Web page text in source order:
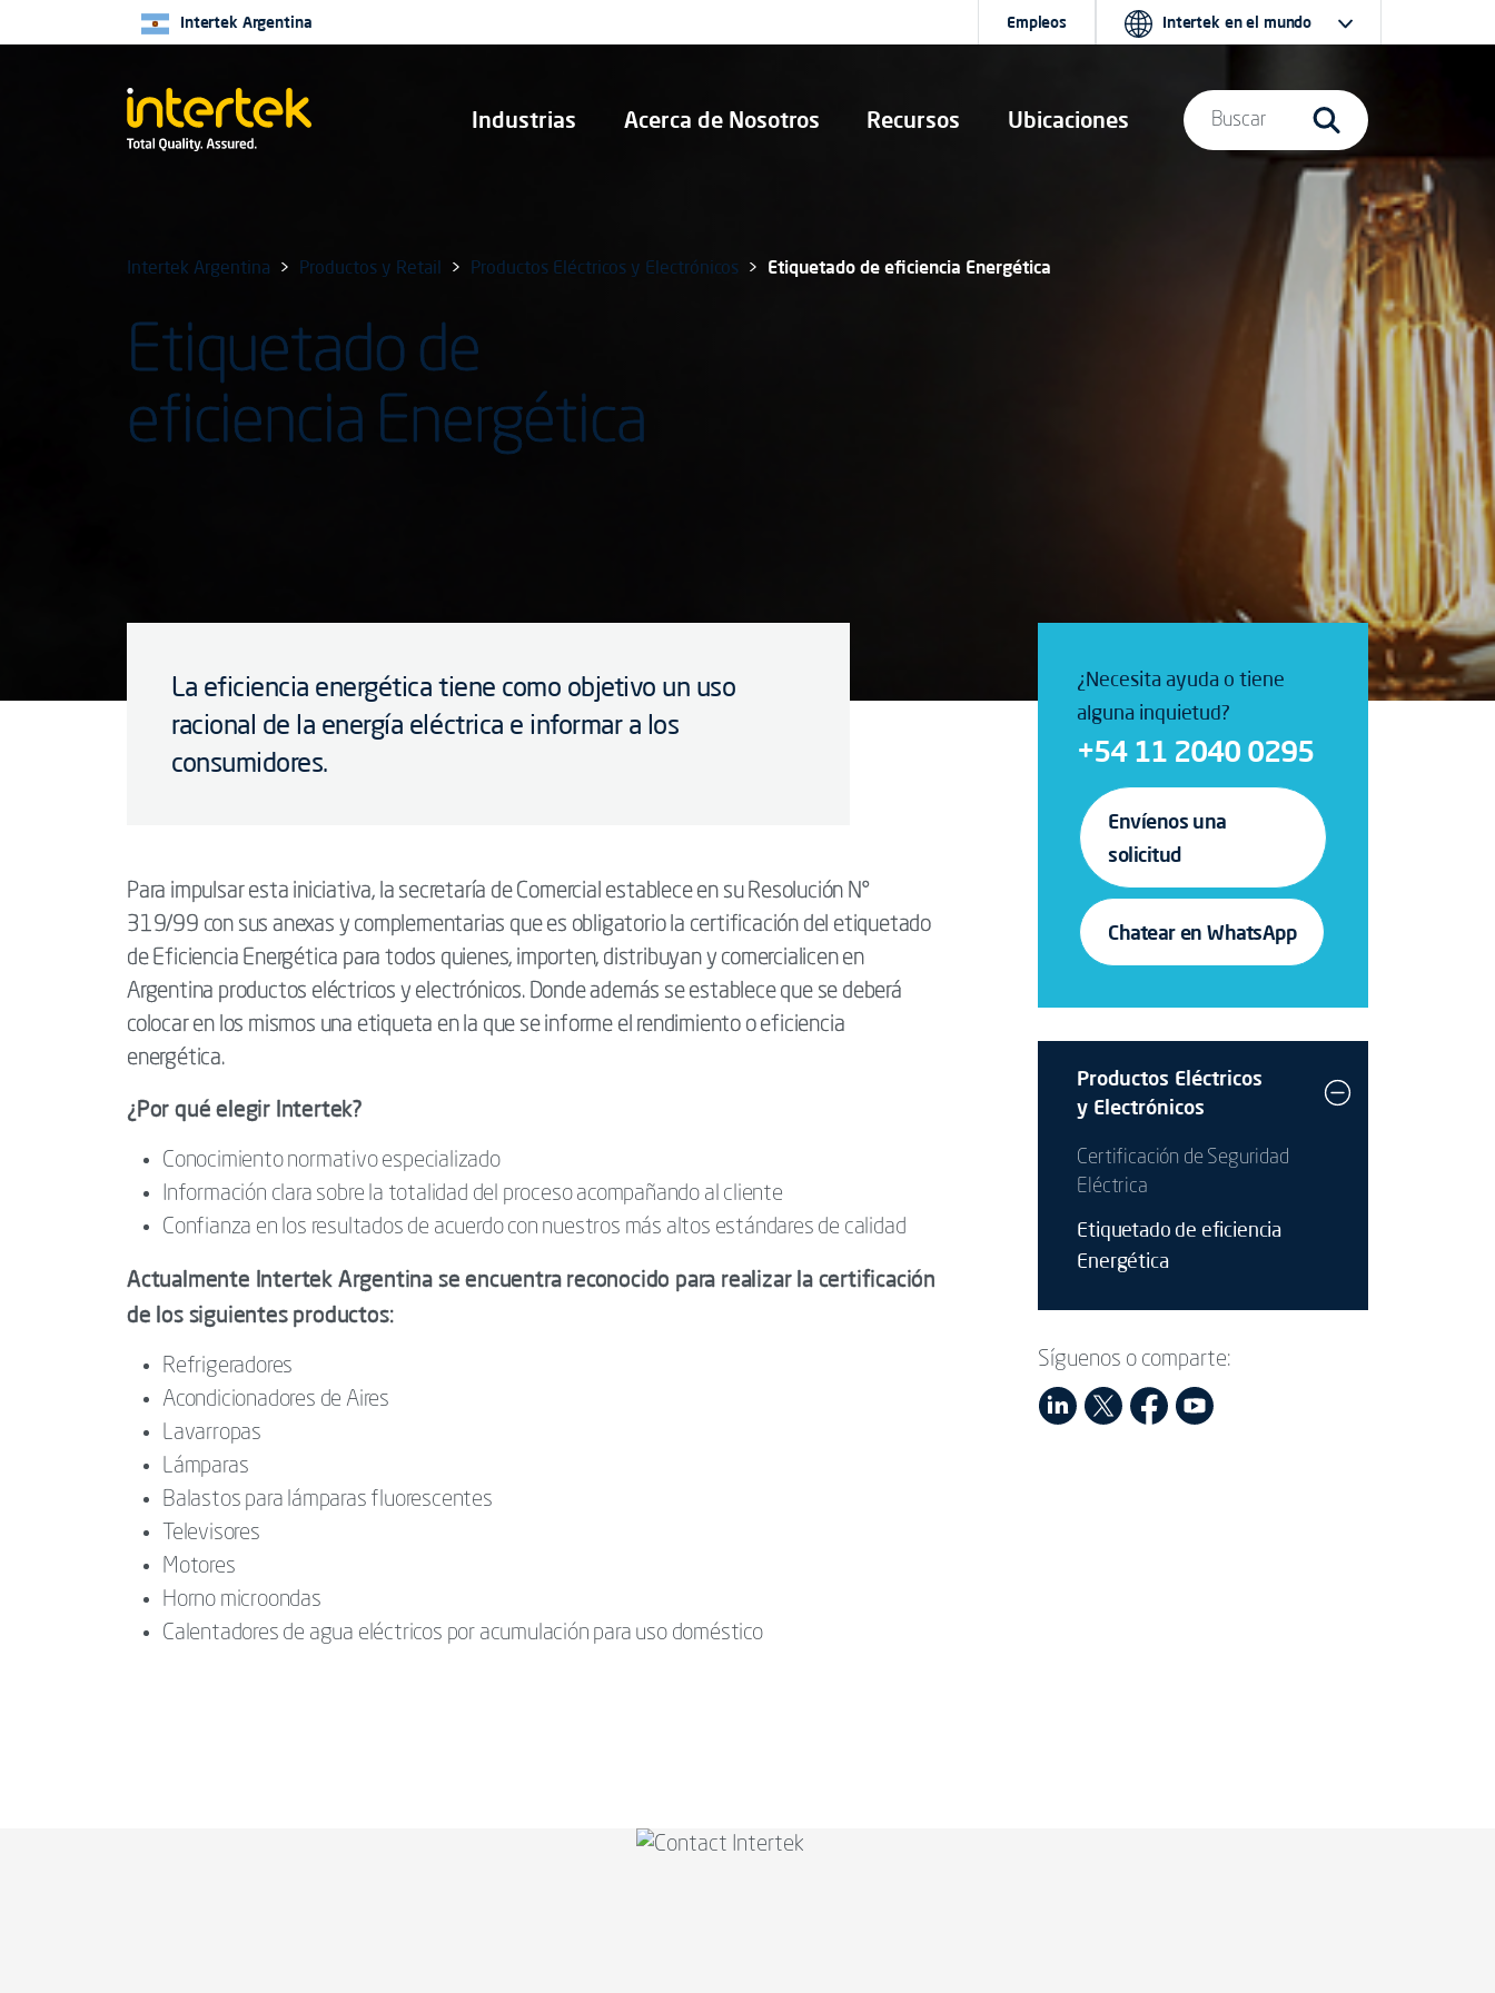
Industrias Acerca de Nosotros Recursos Ubicaciones
Intertek Argentina Empleos Intertek en el mundo
Buscar
Intertek Argentina Productos y Retail Productos Eléctricos y Electrónicos Etiquetado de eficiencia Energética
Etiquetado de
eficiencia Energética
La eficiencia energética tiene como objetivo un uso
racional de la energía eléctrica e informar a los
consumidores.
Para impulsar esta iniciativa, la secretaría de Comercial establece en su Resolución N°
319/99 con sus anexas y complementarias que es obligatorio la certificación del etiquetado
de Eficiencia Energética para todos quienes, importen, distribuyan y comercialicen en
Argentina productos eléctricos y electrónicos. Donde además se establece que se deberá
colocar en los mismos una etiqueta en la que se informe el rendimiento o eficiencia
energética.
¿Por qué elegir Intertek?
Conocimiento normativo especializado
Información clara sobre la totalidad del proceso acompañando al cliente
Confianza en los resultados de acuerdo con nuestros más altos estándares de calidad
Actualmente Intertek Argentina se encuentra reconocido para realizar la certificación
de los siguientes productos:
Refrigeradores
Acondicionadores de Aires
Lavarropas
Lámparas
Balastos para lámparas fluorescentes
Televisores
Motores
Horno microondas
Calentadores de agua eléctricos por acumulación para uso doméstico
¿Necesita ayuda o tiene
alguna inquietud?
+54 11 2040 0295
Envíenos una
solicitud
Chatear en WhatsApp
Productos Eléctricos
y Electrónicos
Certificación de Seguridad
Eléctrica
Etiquetado de eficiencia
Energética
Síguenos o comparte: